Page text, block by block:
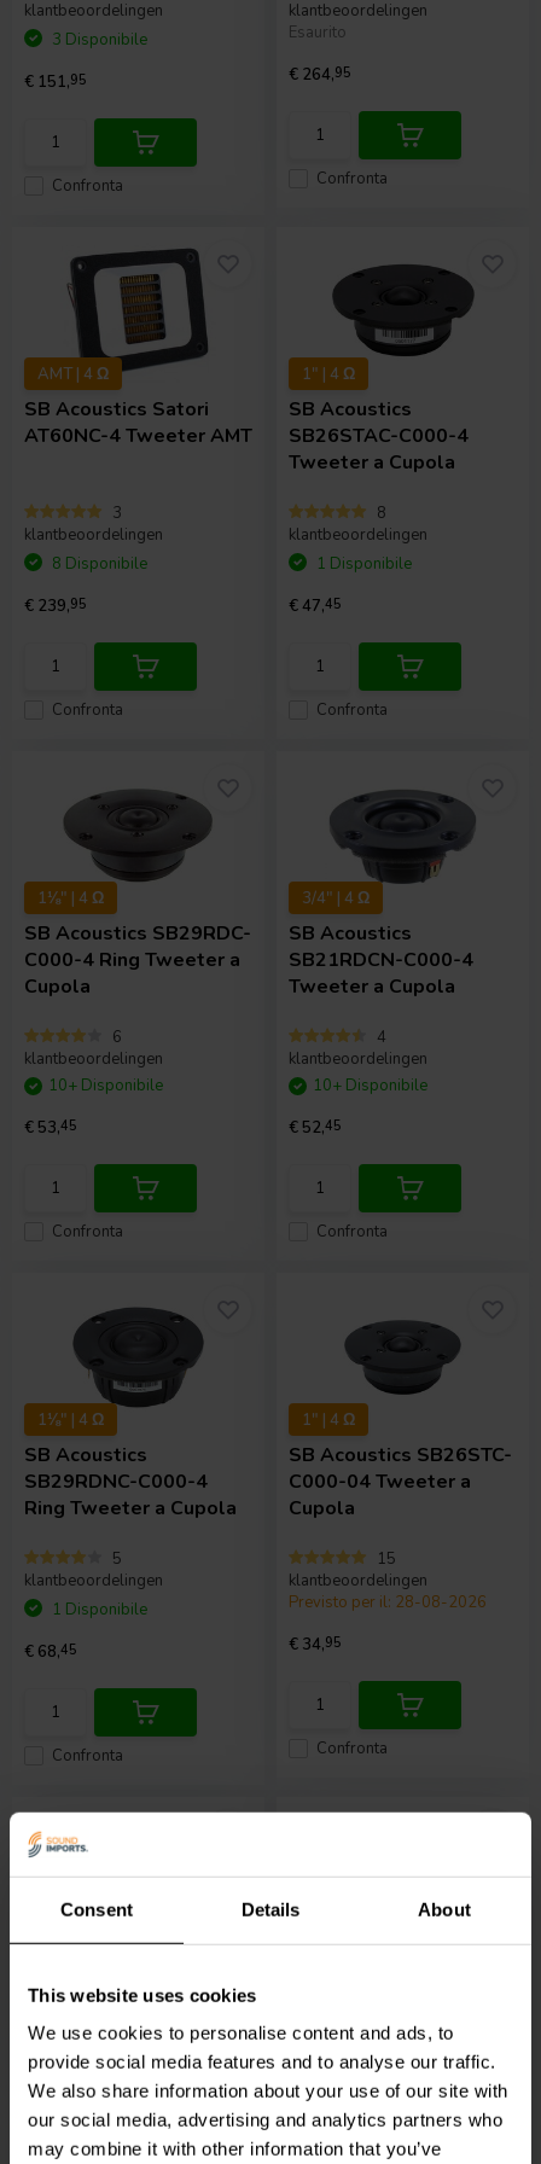
Consent Details About
This website uses cookies
We use cookies to personalise content and ads, to
provide social media features and to analyse our traffic.
We also share information about your use of our site with
our social media, advertising and analytics partners who
may combine it with other information that you’ve
klantbeoordelingen
Confronta
3 Disponibile
€ 151,95
klantbeoordelingen
Confronta
Esaurito
€ 264,95
AMT | 4 Ω
SB Acoustics Satori
AT60NC-4 Tweeter AMT
3
klantbeoordelingen
Confronta
8 Disponibile
€ 239,95
1" | 4 Ω
SB Acoustics
SB26STAC-C000-4
Tweeter a Cupola
8
klantbeoordelingen
Confronta
1 Disponibile
€ 47,45
1⅛" | 4 Ω
SB Acoustics SB29RDC-
C000-4 Ring Tweeter a
Cupola
6
klantbeoordelingen
Confronta
10+ Disponibile
€ 53,45
3/4" | 4 Ω
SB Acoustics
SB21RDCN-C000-4
Tweeter a Cupola
4
klantbeoordelingen
Confronta
10+ Disponibile
€ 52,45
1⅛" | 4 Ω
SB Acoustics
SB29RDNC-C000-4
Ring Tweeter a Cupola
5
klantbeoordelingen
Confronta
1 Disponibile
€ 68,45
1" | 4 Ω
SB Acoustics SB26STC-
C000-04 Tweeter a
Cupola
15
klantbeoordelingen
Confronta
Previsto per il: 28-08-2026
€ 34,95
1⅛" | 4 Ω
TW29D-B Tweeter a
Cupola
0
klantbeoordelingen
3 Disponibile
3/4" | 4 Ω
Cupola
0
klantbeoordelingen
2 Disponibile